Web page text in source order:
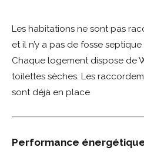
Les habitations ne sont pas
et il n’y a pas de fosse
Chaque logement dispose de
toilettes sèches. Les
sont déjà en place
Performance énergétique